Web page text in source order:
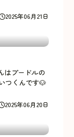
2025年06月21日
2025年06月20日
はプードルの
つくんです🐶